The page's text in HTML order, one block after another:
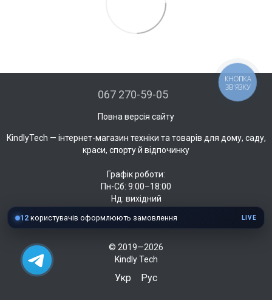
067 270-59-05
Повна версія сайту
KindlyTech — інтернет-магазин техніки та товарів для дому, саду,
краси, спорту й відпочинку
Графік роботи:
Пн-Сб: 9:00–18:00
Нд: вихідний
© 2019—2026
Kindly Tech
Укр Рус
12 користувачів оформлюють замовлення LIVE
КНОПКА
ЗВ'ЯЗКУ